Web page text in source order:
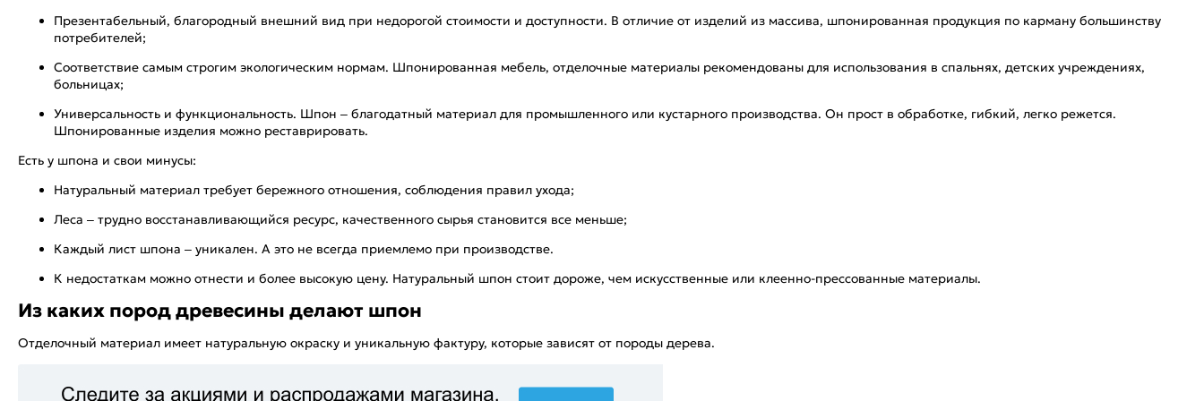
Презентабельный, благородный внешний вид при недорогой стоимости и доступности. В отличие от изделий из массива, шпонированная продукция по карману большинству
потребителей;
Соответствие самым строгим экологическим нормам. Шпонированная мебель, отделочные материалы рекомендованы для использования в спальнях, детских учреждениях,
больницах;
Универсальность и функциональность. Шпон – благодатный материал для промышленного или кустарного производства. Он прост в обработке, гибкий, легко режется.
Шпонированные изделия можно реставрировать.
Есть у шпона и свои минусы:
Натуральный материал требует бережного отношения, соблюдения правил ухода;
Леса – трудно восстанавливающийся ресурс, качественного сырья становится все меньше;
Каждый лист шпона – уникален. А это не всегда приемлемо при производстве.
К недостаткам можно отнести и более высокую цену. Натуральный шпон стоит дороже, чем искусственные или клеенно-прессованные материалы.
Из каких пород древесины делают шпон
Отделочный материал имеет натуральную окраску и уникальную фактуру, которые зависят от породы дерева.